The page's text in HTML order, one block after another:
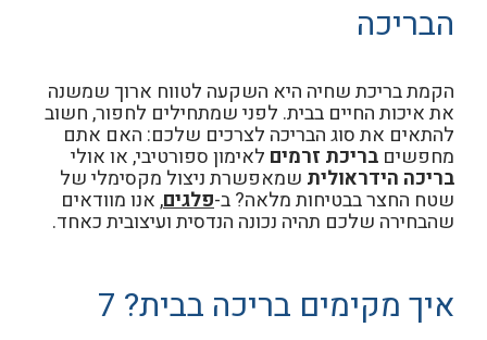
הבריכה
הקמת בריכת שחיה היא השקעה לטווח ארוך שמשנה
את איכות החיים בבית. לפני שמתחילים לחפור, חשוב
להתאים את סוג הבריכה לצרכים שלכם: האם אתם
מחפשים בריכת זרמים לאימון ספורטיבי, או אולי
בריכה הידראולית שמאפשרת ניצול מקסימלי של
שטח החצר בבטיחות מלאה? ב-פלגים, אנו מוודאים
שהבחירה שלכם תהיה נכונה הנדסית ועיצובית כאחד.
איך מקימים בריכה בבית? 7